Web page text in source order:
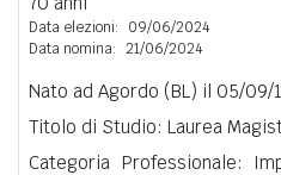
Data elezioni:
09/06/2024
Data nomina: 21/06/2024
Nato ad Agordo (BL) il 05/09/
Titolo di Studio: Laurea
Categoria Professionale: